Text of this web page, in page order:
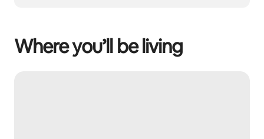
Where you’ll be living